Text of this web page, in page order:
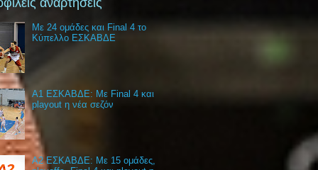
αναρτήσεις
Με 24 ομάδες και Final 4 το
Κύπελλο ΕΣΚΑΒΔΕ
Α1 ΕΣΚΑΒΔΕ: Με Final 4 και
playout η νέα σεζόν
Α2 ΕΣΚΑΒΔΕ: Με 15 ομάδες,